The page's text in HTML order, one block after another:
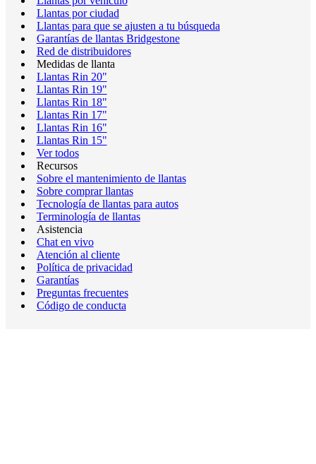
Llantas por ciudad
Llantas para que se ajusten a tu búsqueda
Garantías de llantas Bridgestone
Red de distribuidores
Medidas de llanta
Llantas Rin 20"
Llantas Rin 19"
Llantas Rin 18"
Llantas Rin 17"
Llantas Rin 16"
Llantas Rin 15"
Ver todos
Recursos
Sobre el mantenimiento de llantas
Sobre comprar llantas
Tecnología de llantas para autos
Terminología de llantas
Asistencia
Chat en vivo
Atención al cliente
Política de privacidad
Garantías
Preguntas frecuentes
Código de conducta